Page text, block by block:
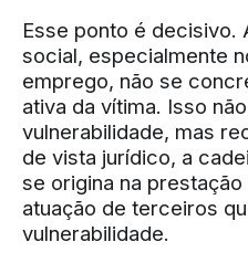
Esse ponto é decisivo.
social, especialmente
emprego, não se
ativa da vítima. Isso
vulnerabilidade, mas
de vista jurídico, a
se origina na
atuação de terceiros
vulnerabilidade.